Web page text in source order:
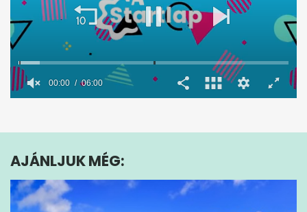
6
0
AJÁNLJUK MÉG: